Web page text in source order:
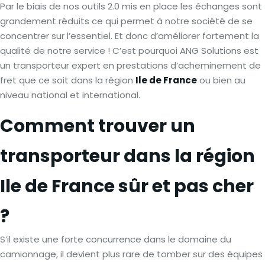
Par le biais de nos outils 2.0 mis en place les échanges sont
grandement réduits ce qui permet à notre société de se
concentrer sur l’essentiel. Et donc d’améliorer fortement la
qualité de notre service ! C’est pourquoi ANG Solutions est
un transporteur expert en prestations d’acheminement de
fret que ce soit dans la région Ile de Franceou bien au
niveau national et international.
Comment trouver un
transporteur dans la région
Ile de France sûr et pas cher
?
S’il existe une forte concurrence dans le domaine du
camionnage, il devient plus rare de tomber sur des équipes